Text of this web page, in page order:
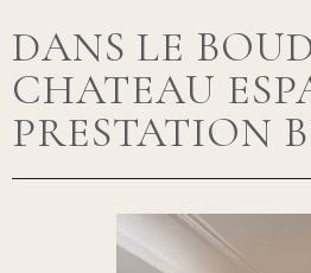
DANS LE
CHATEAU
PRESTATION